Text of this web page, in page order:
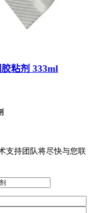
粘剂 333ml
支持团队将尽快与您联